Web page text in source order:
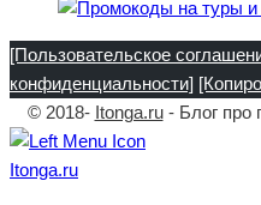
[Пользовательское
конфиденциальности]
© 2018- Itonga.ru- Блог про
Itonga.ru